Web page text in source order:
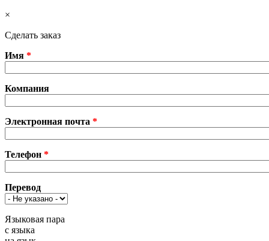
×
Сделать заказ
Имя *
Компания
Электронная почта *
Телефон *
Перевод
Языковая пара
с языка